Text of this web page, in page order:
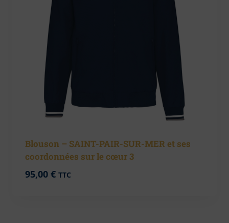
Blouson – SAINT-PAIR-SUR-MER et ses
coordonnées sur le cœur 3
95,00 € TTC